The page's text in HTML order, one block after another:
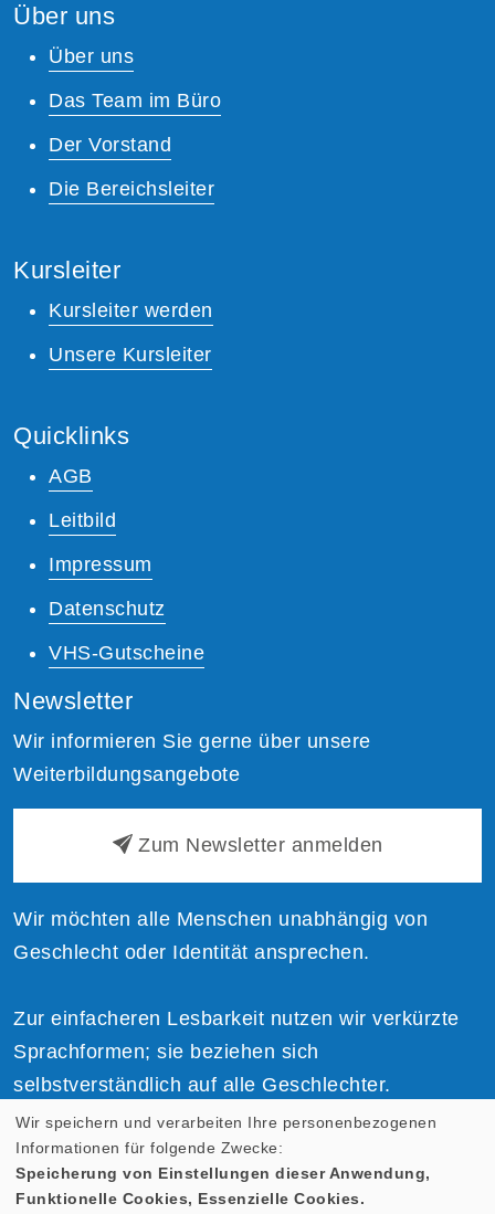
Über uns
Über uns
Das Team im Büro
Der Vorstand
Die Bereichsleiter
Kursleiter
Kursleiter werden
Unsere Kursleiter
Quicklinks
AGB
Leitbild
Impressum
Datenschutz
VHS-Gutscheine
Newsletter
Wir informieren Sie gerne über unsere
Weiterbildungsangebote
Zum Newsletter anmelden
Wir möchten alle Menschen unabhängig von
Geschlecht oder Identität ansprechen.
Zur einfacheren Lesbarkeit nutzen wir verkürzte
Sprachformen; sie beziehen sich
selbstverständlich auf alle Geschlechter.
Cookie Einstellungen
Wir speichern und verarbeiten Ihre personenbezogenen
Informationen für folgende Zwecke:
Speicherung von Einstellungen dieser Anwendung,
Funktionelle Cookies, Essenzielle Cookies.